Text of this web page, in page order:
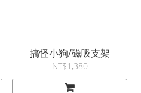
搞怪小狗/磁吸支架
NT$1,380